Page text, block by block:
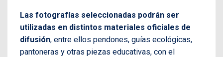
Las fotografías seleccionadas podrán ser
utilizadas en distintos materiales oficiales de
difusión, entre ellos pendones, guías ecológicas,
pantoneras y otras piezas educativas, con el